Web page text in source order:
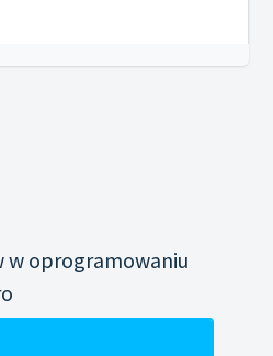
w oprogramowaniu